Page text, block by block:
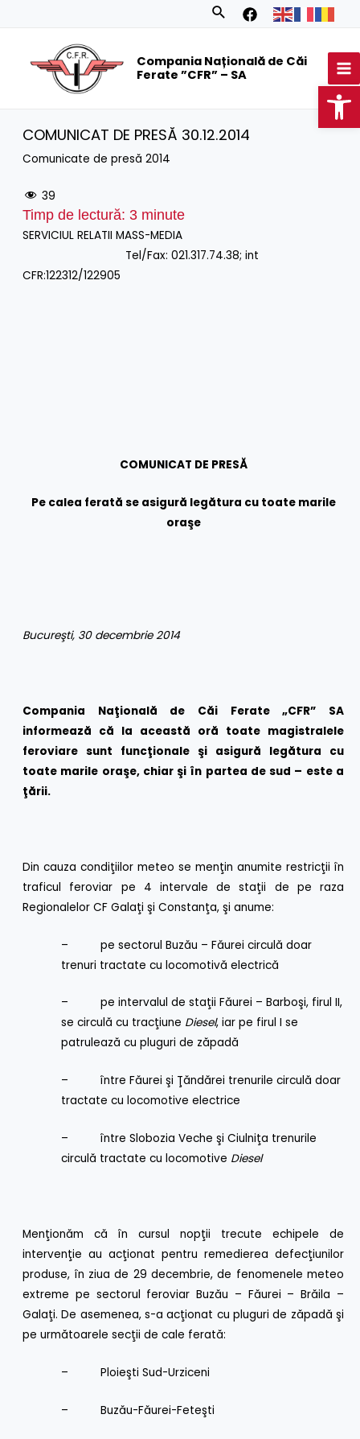
Search
Compania Națională de Căi
Ferate ”CFR” – SA
COMUNICAT DE PRESĂ 30.12.2014
Comunicate de presă 2014
39
Timp de lectură: 3 minute
SERVICIUL RELATII MASS-MEDIA
Tel/Fax: 021.317.74.38; int
CFR:122312/122905
COMUNICAT DE PRESĂ
Pe calea ferată se asigură legătura cu toate marile
oraşe
Bucureşti, 30 decembrie 2014
Compania Naţională de Căi Ferate „CFR” SA
informează că la această oră toate magistralele
feroviare sunt funcţionale şi asigură legătura cu
toate marile oraşe, chiar şi în partea de sud – este a
ţării.
Din cauza condiţiilor meteo se menţin anumite restricţii în
traficul feroviar pe 4 intervale de staţii de pe raza
Regionalelor CF Galaţi şi Constanţa, şi anume:
– pe sectorul Buzău – Făurei circulă doar
trenuri tractate cu locomotivă electrică
– pe intervalul de staţii Făurei – Barboşi, firul II,
se circulă cu tracţiune Diesel, iar pe firul I se
patrulează cu pluguri de zăpadă
– între Făurei şi Ţăndărei trenurile circulă doar
tractate cu locomotive electrice
– între Slobozia Veche şi Ciulniţa trenurile
circulă tractate cu locomotive Diesel
Menţionăm că în cursul nopţii trecute echipele de
intervenţie au acţionat pentru remedierea defecţiunilor
produse, în ziua de 29 decembrie, de fenomenele meteo
extreme pe sectorul feroviar Buzău – Făurei – Brăila –
Galaţi. De asemenea, s-a acţionat cu pluguri de zăpadă şi
pe următoarele secţii de cale ferată:
– Ploieşti Sud-Urziceni
– Buzău-Făurei-Feteşti